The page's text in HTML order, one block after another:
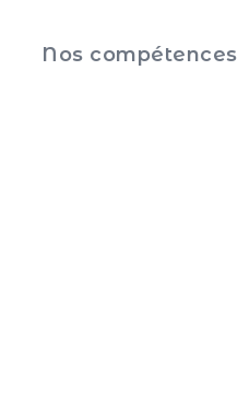
Nos compétences